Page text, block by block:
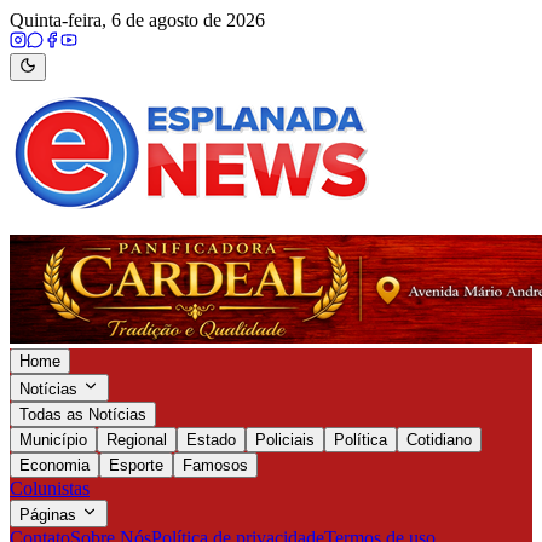
Quinta-feira, 6 de agosto de 2026
Home
Notícias
Todas as Notícias
Município
Regional Estado Policiais Política
Cotidiano
Economia
Esporte Famosos
Colunistas
Páginas
ContatoSobre NósPolítica de privacidadeTermos de uso